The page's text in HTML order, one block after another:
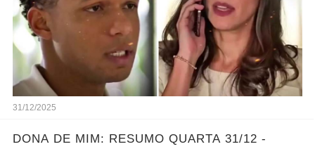
31/12/2025
DONA DE MIM: RESUMO QUARTA 31/12 -